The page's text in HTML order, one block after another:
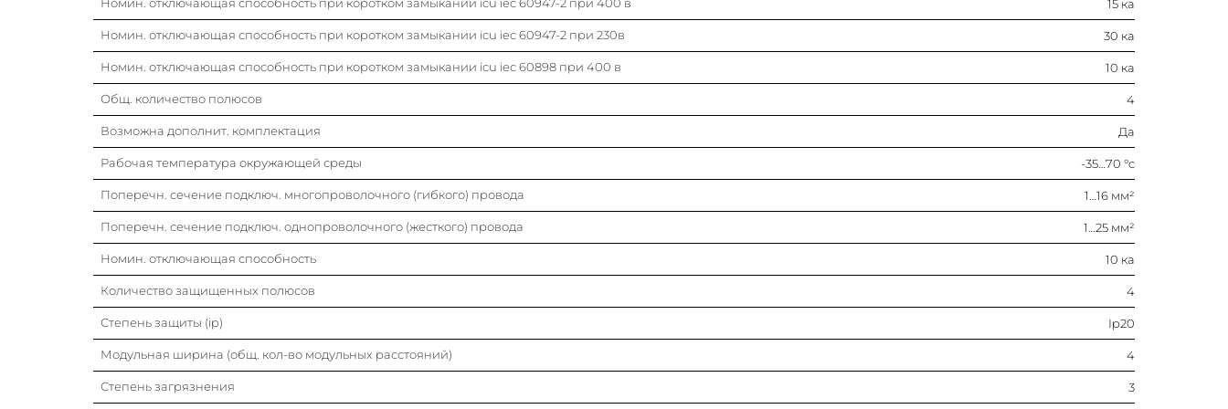
Количество защищенных полюсов 4
Степень защиты (ip)
расстояний)
Степень загрязнения 3
Класс токоограничения
Номин. напряжение изоляции ui 500 в
50…60 гц
Номин. отключающая способность при коротком замыкании icu iec 60947-2 при 400 в 15 ка
Номин. отключающая способность при коротком замыкании icu iec 60947-2 при 230в 30 ка
Номин. отключающая способность при коротком замыкании icu iec 60898 при 400 в 10 ка
Общ. количество полюсов 4
Возможна дополнит. комплектация Да
Рабочая температура окружающей среды -35…70 °c
Поперечн. сечение подключ. многопроволочного (гибкого) провода 1…16 мм²
Поперечн. сечение подключ. однопроволочного (жесткого) провода 1…25 мм²
Номин. отключающая способность 10 ка
Количество защищенных полюсов 4
Степень защиты (ip) Ip20
Модульная ширина (общ. кол-во модульных расстояний) 4
Степень загрязнения 3